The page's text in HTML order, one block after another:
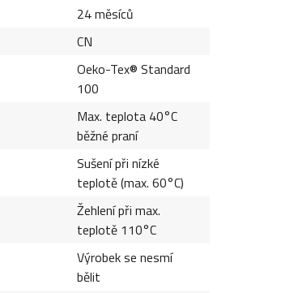
24 měsíců
CN
Oeko-Tex® Standard
100
Max. teplota 40°C
běžné praní
Sušení při nízké
teplotě (max. 60°C)
Žehlení při max.
teplotě 110°C
Výrobek se nesmí
bělit